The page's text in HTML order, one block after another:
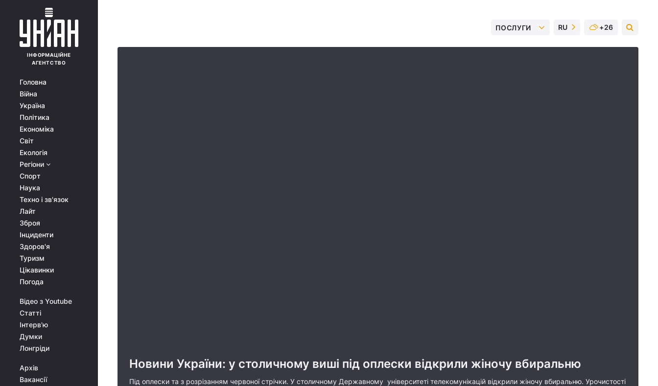
ІНФОРМАЦІЙНЕ
АГЕНТСТВО
Головна
Війна
Україна
Політика
Економіка
Світ
Екологія
Регіони
Спорт
Наука
Техно і зв'язок
Лайт
Зброя
Інциденти
Здоров'я
Туризм
Цікавинки
Погода
Відео з Youtube
Статті
Інтерв'ю
Думки
Лонгріди
Архів
Вакансії
ПОСЛУГИ RU +26
Новини України: у столичному виші під оплески відкрили жіночу вбиральню
Під оплески та з розрізанням червоної стрічки. У столичному Державному університеті телекомунікацій відкрили жіночу вбиральню. Урочистості